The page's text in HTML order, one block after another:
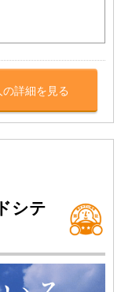
の詳細を見る
シテ